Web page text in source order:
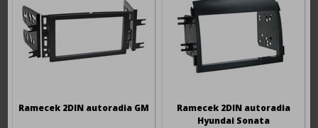
Ramecek 2DIN autoradia GM
Ramecek 2DIN autoradia
Hyundai Sonata